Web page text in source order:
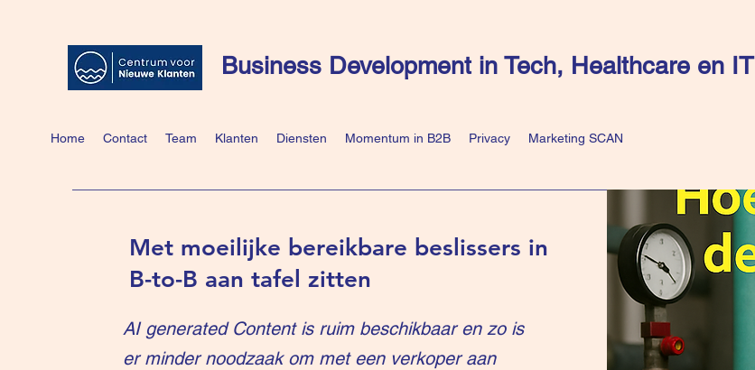
Business Development in Tech, Healthcare en IT
Home Contact Team Klanten Diensten Momentum in B2B Privacy Marketing SCAN
Met moeilijke bereikbare beslissers in
B-to-B aan tafel zitten
AI generated Content is ruim beschikbaar en zo is
er minder noodzaak om met een verkoper aan